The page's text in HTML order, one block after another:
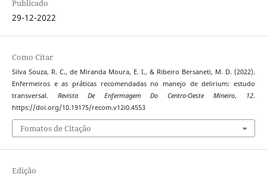
Publicado
29-12-2022
Como Citar
Silva Souza, R. C., de Miranda Moura, E. I., & Ribeiro Bersaneti, M. D. (2022).
Enfermeiros e as práticas recomendadas no manejo de delirium: estudo
transversal. Revista De Enfermagem Do Centro-Oeste Mineiro, 12.
https://doi.org/10.19175/recom.v12i0.4553
Fomatos de Citação
Edição